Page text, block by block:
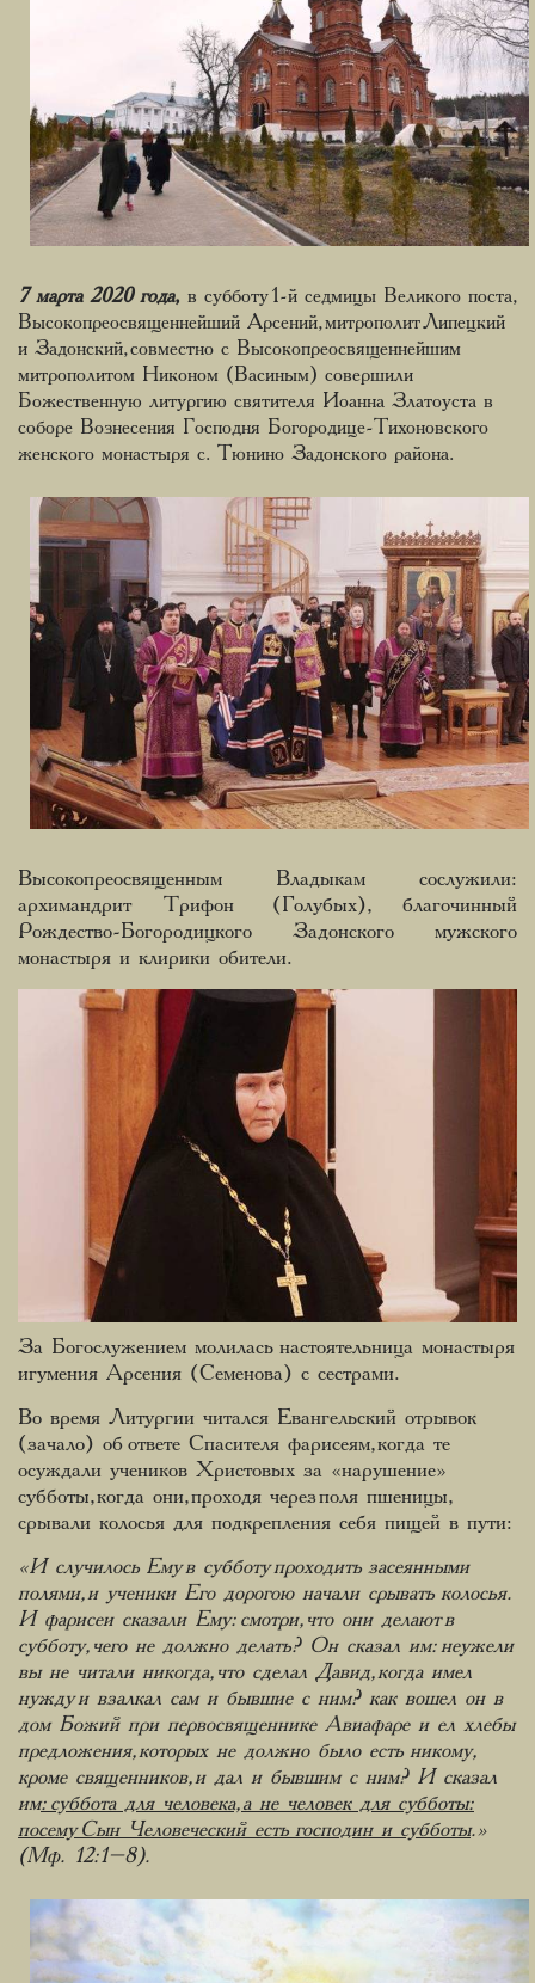
7 марта 2020 года, в субботу 1-й седмицы Великого поста,
Высокопреосвященнейший Арсений, митрополит Липецкий
и Задонский, совместно с Высокопреосвященнейшим
митрополитом Никоном (Васиным) совершили
Божественную литургию святителя Иоанна Златоуста в
соборе Вознесения Господня Богородице-Тихоновского
женского монастыря с. Тюнино Задонского района.
Высокопреосвященным Владыкам сослужили:
архимандрит Трифон (Голубых), благочинный
Рождество-Богородицкого Задонского мужского
монастыря и клирики обители.
За Богослужением молилась настоятельница монастыря
игумения Арсения (Семенова) с сестрами.
Во время Литургии читался Евангельский отрывок
(зачало) об ответе Спасителя фарисеям, когда те
осуждали учеников Христовых за «нарушение»
субботы, когда они, проходя через поля пшеницы,
срывали колосья для подкрепления себя пищей в пути:
«И случилось Ему в субботу проходить засеянными
полями, и ученики Его дорогою начали срывать колосья.
И фарисеи сказали Ему: смотри, что они делают в
субботу, чего не должно делать? Он сказал им: неужели
вы не читали никогда, что сделал Давид, когда имел
нужду и взалкал сам и бывшие с ним? как вошел он в
дом Божий при первосвященнике Авиафаре и ел хлебы
предложения, которых не должно было есть никому,
кроме священников, и дал и бывшим с ним? И сказал
им: суббота для человека, а не человек для субботы:
посему Сын Человеческий есть господин и субботы.»
(Мф. 12:1–8).